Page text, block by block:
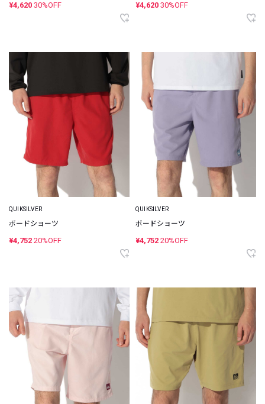
¥4,620 30%OFF ¥4,620 30%OFF
QUIKSILVER
ボードショーツ
¥4,752 20%OFF
QUIKSILVER
ボードショーツ
¥4,752 20%OFF